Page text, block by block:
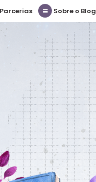
Parcerias Sobre o Blog